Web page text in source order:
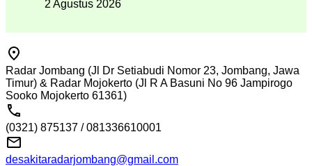
2 Agustus 2026
Radar Jombang (Jl Dr Setiabudi Nomor 23, Jombang, Jawa
Timur) & Radar Mojokerto (Jl R A Basuni No 96 Jampirogo
Sooko Mojokerto 61361)
(0321) 875137 / 081336610001
desakitaradarjombang@gmail.com